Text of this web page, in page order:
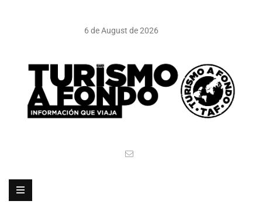
6 de August de 2026